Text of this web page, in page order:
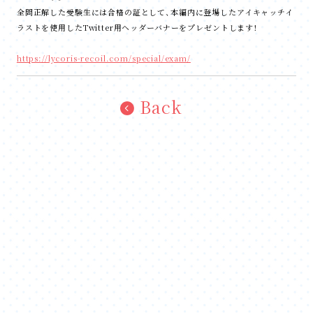
全問正解した受験生には合格の証として、本編内に登場したアイキャッチイ
ラストを使用したTwitter用ヘッダーバナーをプレゼントします！
https://lycoris-recoil.com/special/exam/
Back